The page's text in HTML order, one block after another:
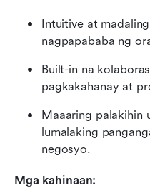
Intuitive at
nagpapababa ng
Built-in na
pagkakahanay at
Maaaring palakihin
lumalaking
negosyo.
Mga kahinaan: